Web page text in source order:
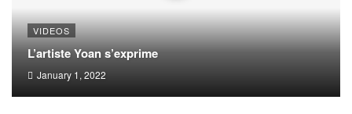
VIDEOS
L’artiste Yoan s’exprime
January 1, 2022